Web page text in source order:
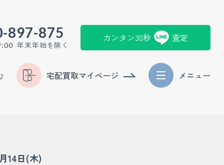
897-875
年末年始を除く
カンタン30秒 査定
宅配買取マイページ メニュー
14日(木)